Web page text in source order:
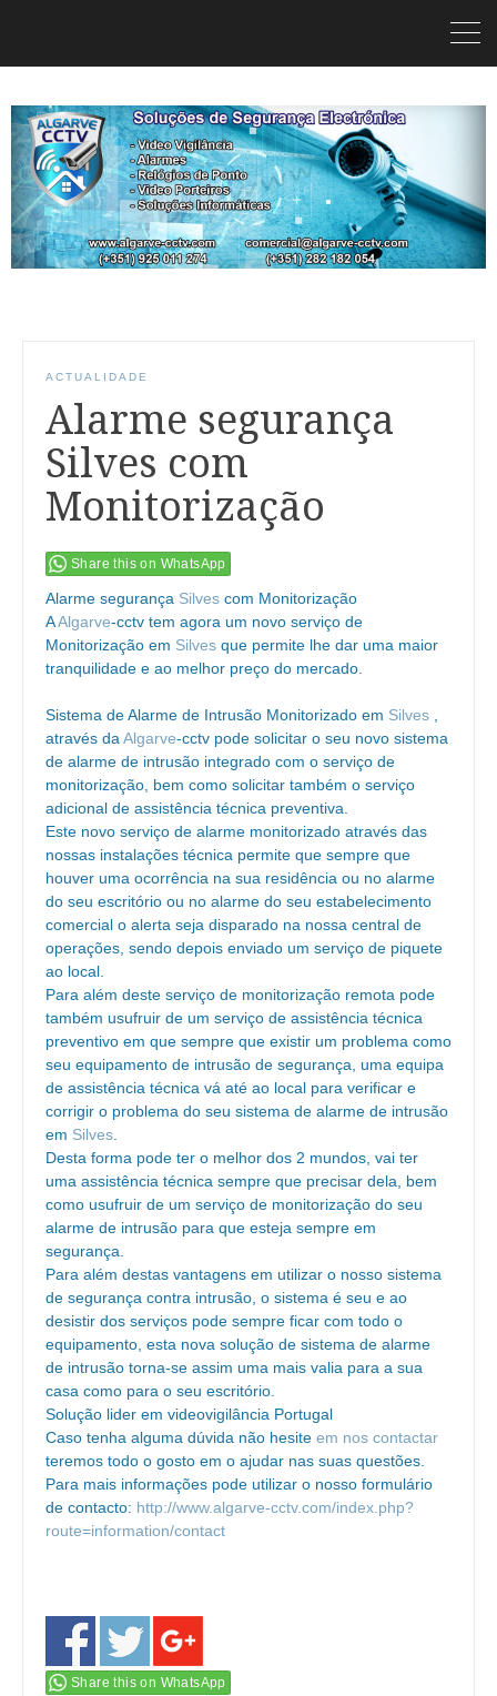
ACTUALIDADE
Alarme segurança
Silves com
Monitorização
Share this on WhatsApp
Alarme segurança Silves com Monitorização
AAlgarve-cctv tem agora um novo serviço de
Monitorização em Silves que permite lhe dar uma maior
tranquilidade e ao melhor preço do mercado.
Sistema de Alarme de Intrusão Monitorizado em Silves
através da Algarve-cctv pode solicitar o seu novo sistema
de alarme de intrusão integrado com o serviço de
monitorização, bem como solicitar também o serviço
adicional de assistência técnica preventiva.
Este novo serviço de alarme monitorizado através das
nossas instalações técnica permite que sempre que
houver uma ocorrência na sua residência ou no alarme
do seu escritório ou no alarme do seu estabelecimento
comercial o alerta seja disparado na nossa central de
operações, sendo depois enviado um serviço de piquete
ao local.
Para além deste serviço de monitorização remota pode
também usufruir de um serviço de assistência técnica
preventivo em que sempre que existir um problema como
seu equipamento de intrusão de segurança, uma equipa
de assistência técnica vá até ao local para verificar e
corrigir o problema do seu sistema de alarme de intrusão
em Silves
Desta forma pode ter o melhor dos 2 mundos, vai ter
uma assistência técnica sempre que precisar dela, bem
como usufruir de um serviço de monitorização do seu
alarme de intrusão para que esteja sempre em
segurança.
Para além destas vantagens em utilizar o nosso sistema
de segurança contra intrusão, o sistema é seu e ao
desistir dos serviços pode sempre ficar com todo o
equipamento, esta nova solução de sistema de alarme
de intrusão torna-se assim uma mais valia para a sua
casa como para o seu escritório.
Solução lider em videovigilância Portugal
Caso tenha alguma dúvida não hesite em nos contactar
teremos todo o gosto em o ajudar nas suas questões.
Para mais informações pode utilizar o nosso formulário
de contacto: http://www.algarve-cctv.com/index.php?
route=information/contact
Share this on WhatsApp